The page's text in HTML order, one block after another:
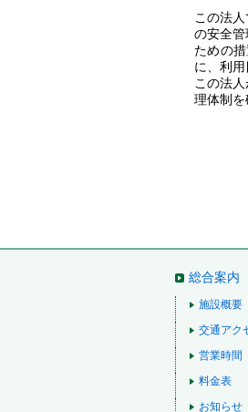
この法
の安全
ための
に、利
この法
理体制を
総合案内
施設概要
交通アク
営業時間
料金表
お知らせ